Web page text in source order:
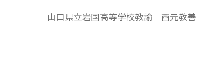
いというスタンスであるが，そこに釈然と
いった生徒，また，そういった生徒を指導
山口県立岩国高等学校教諭 西元教善